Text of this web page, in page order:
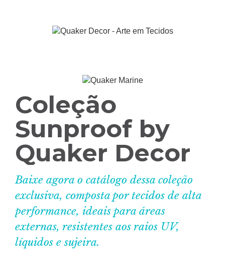
Coleção
Sunproof by
Quaker Decor
Baixe agora o catálogo dessa coleção
exclusiva, composta por tecidos de alta
performance, ideais para áreas
externas, resistentes aos raios UV,
líquidos e sujeira.